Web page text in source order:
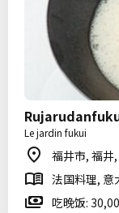
Le jardin fukui
福井市, 福井
法国料理, 意
吃晚饭: